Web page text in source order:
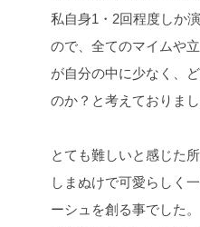
私自身1・2回程度しか
ので、全てのマイムや
が自分の中に少なく、
のか？と考えておりまし
とても難しいと感じた
しまぬけで可愛らしく
ーシュを創る事でした。